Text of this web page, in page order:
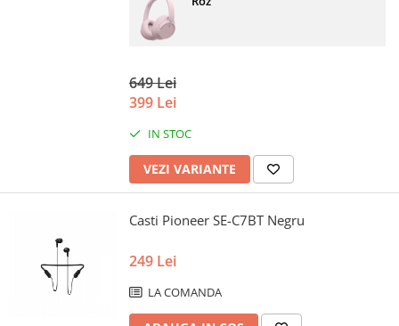
649 Lei
399 Lei
IN STOC
VEZI VARIANTE
Casti Pioneer SE-C7BT Negru
249 Lei
LA COMANDA